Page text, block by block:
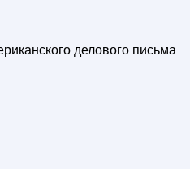
делового письма